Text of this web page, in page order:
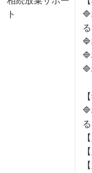
ト
る
る